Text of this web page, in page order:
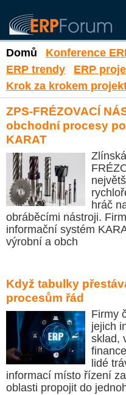
Domů Konference
ERP trendy
ERP
Krok za krokem
ZPS-FRÉZOVACÍ
obchodní procesy
KARAT
hráč
obráběcími nástroji.
informační systém
výrobní a obch
Když tabulky
procesům řád
Firmy
jejich
sklad,
lidé
informací místo řízení
oblasti propojit do